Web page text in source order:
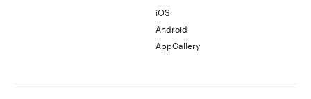
iOS
Android
AppGallery